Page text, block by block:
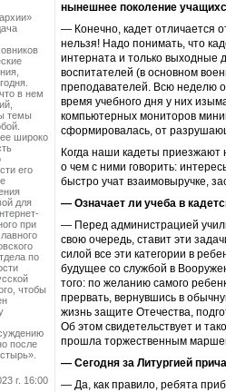
в нем
темы
широко
его
для
при
по
чтобы
после
г. 16:00
нынешнее поколение
— Конечно, кадет отличается
нельзя! Надо понимать, что
интерната и только выходные
воспитателей (в основном
преподавателей. Всю неделю
время учебного дня у них
компьютерных мониторов
сформировалась, от
Когда наши кадеты
о чем с ними говорить:
быстро учат взаимовыручке,
— Означает ли учеба в
— Перед администрацией
свою очередь, ставит эти
силой все эти категории в
будущее со службой в
того: по желанию самого
прервать, вернувшись в
жизнь защите Отечества,
Об этом свидетельствует и
прошла торжест­венным
— Сегодня за Литургией
— Да, как правило, ребята